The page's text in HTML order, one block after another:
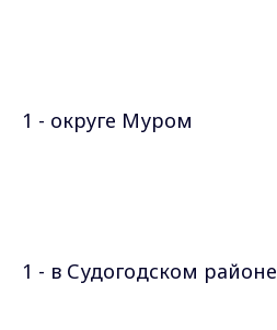
1 - округе Муром
1 - в Судогодском районе